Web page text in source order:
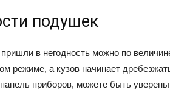
подушек
в негодность можно по
режиме, а кузов начинает
приборов, можете быть